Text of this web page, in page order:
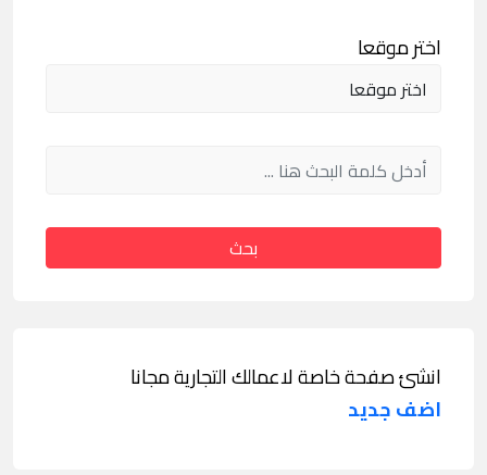
اختر موقعا
بحث
انشئ صفحة خاصة لاعمالك التجارية مجانا
اضف جديد